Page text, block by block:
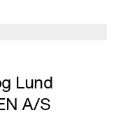
Lund
A/S